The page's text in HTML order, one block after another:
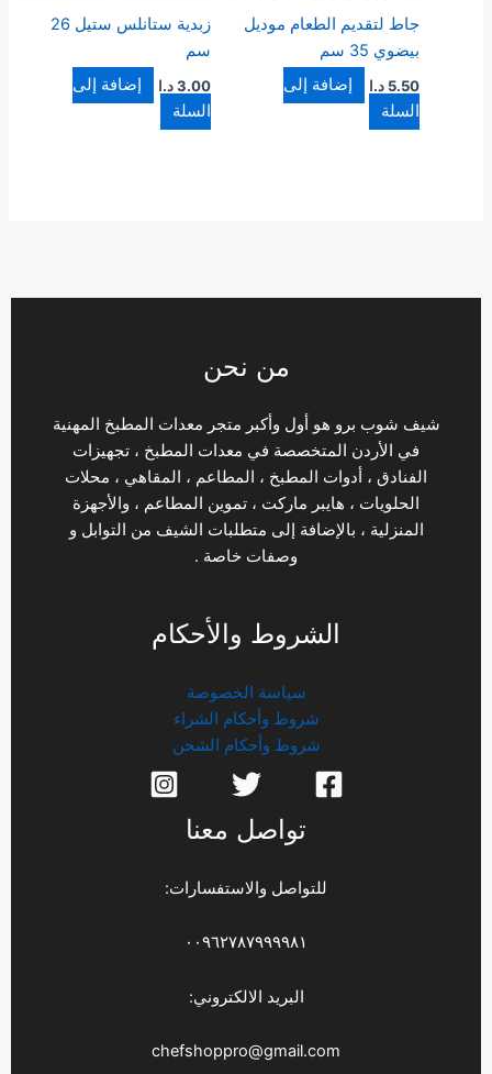
جاط لتقديم الطعام موديل
بيضوي 35 سم
5.50 د.ا
إضافة إلى
السلة
زبدية ستانلس ستيل 26
سم
3.00د.ا
إضافة إلى
السلة
من نحن
شيف شوب برو هو أول وأكبر متجر معدات المطبخ المهنية
في الأردن المتخصصة في معدات المطبخ ، تجهيزات
الفنادق ، أدوات المطبخ ، المطاعم ، المقاهي ، محلات
الحلويات ، هايبر ماركت ، تموين المطاعم ، والأجهزة
المنزلية ، بالإضافة إلى متطلبات الشيف من التوابل و
وصفات خاصة .
الشروط والأحكام
سياسة الخصوصة
شروط وأحكام الشراء
شروط وأحكام الشحن
تواصل معنا
للتواصل والاستفسارات:
٠٠٩٦٢٧٨٧٩٩٩٩٨١
البريد الالكتروني:
chefshoppro@gmail.com